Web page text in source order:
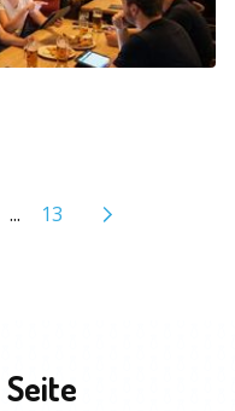
... 13